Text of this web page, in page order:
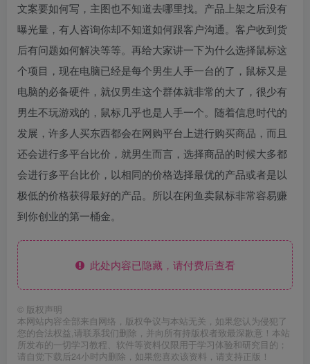
文案要如何写，主图也不知道去哪里找。产品上架之后没有
曝光量，有人咨询你却不知道如何跟客户沟通。客户收到货
后有问题如何解决等等。再给大家讲一下为什么选择鼠标这
个项目，现在电脑已经是每个男生人手一台的了，鼠标又是
电脑的必备硬件，就仅男生这个群体就非常的大了，很少有
男生不玩游戏的，鼠标几乎也是人手一个。随着信息时代的
发展，许多人买东西都会在网购平台上进行购买商品，而且
还会进行多平台比价，就男生而言，选择商品的时候大多都
会进行多平台比价，以相同的价格选择最优的产品或者是以
极低的价格获得最好的产品。所以在闲鱼卖鼠标非常容易赚
到你创业的第一桶金。
此处内容已隐藏，请付费后查看
© 版权声明
本网站内容全部来自网络，版权争议与本站无关，如果您认为侵犯了
您的合法权益,请联系我们删除，并向所有持版权者致最深歉意！本站
所发布的一切学习教程、软件等资料仅限用于学习体验和研究目的；
请自觉下载后24小时内删除，如果您喜欢该资料，请支持正版！